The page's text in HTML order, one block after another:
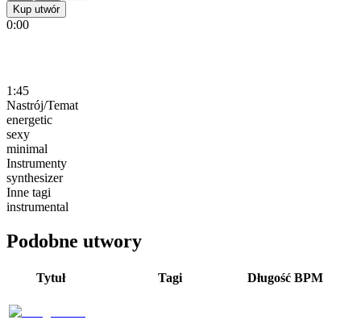
Kup utwór
0:00
1:45
Nastrój/Temat
energetic
sexy
minimal
Instrumenty
synthesizer
Inne tagi
instrumental
Podobne utwory
Tytuł Tagi Długość BPM